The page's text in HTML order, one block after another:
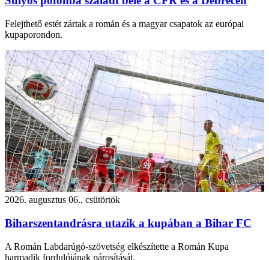
Felejthető estét zártak a román és a magyar csapatok az európai
kupaporondon.
2026. augusztus 06., csütörtök
Biharszentandrásra utazik a kupában a Bihar FC
A Román Labdarúgó-szövetség elkészítette a Román Kupa
harmadik fordulójának párosítását.